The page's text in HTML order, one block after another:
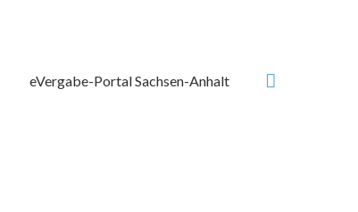
eVergabe-Portal Sachsen-Anhalt Suchen